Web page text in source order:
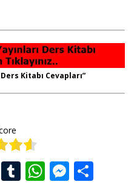
Kitabı Cevapları”
Li T W M